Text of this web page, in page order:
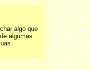
algo que
algumas